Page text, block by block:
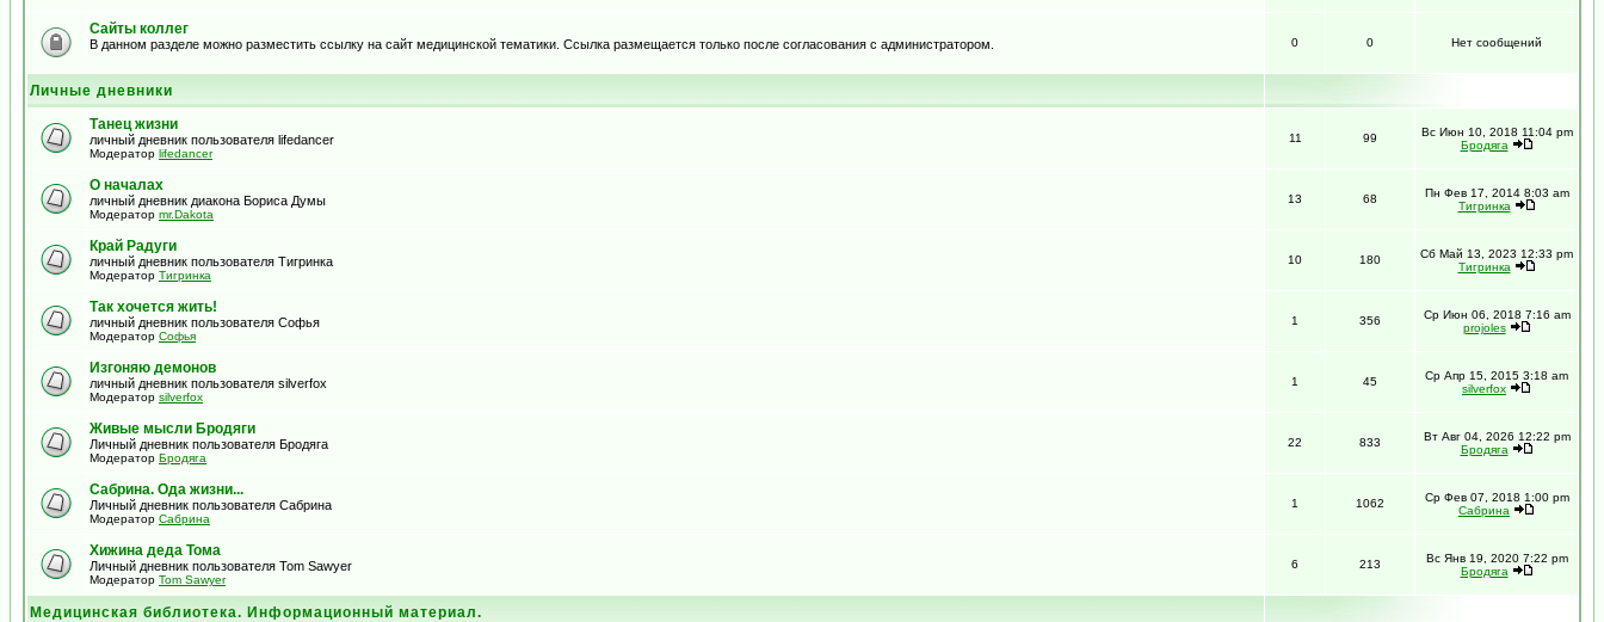
Сайты коллег
В данном разделе можно разместить ссылку на сайт медицинской тематики. Ссылка размещается только после согласования с администратором. 0 0 Нет сообщений
Личные дневники
Танец жизни
личный дневник пользователя lifedancer
Модератор lifedancer
11 99
Вс Июн 10, 2018 11:04 pm
Бродяга
О началах
личный дневник диакона Бориса Думы
Модератор mr.Dakota
13 68
Пн Фев 17, 2014 8:03 am
Тигринка
Край Радуги
личный дневник пользователя Тигринка
Модератор Тигринка
10 180
Сб Май 13, 2023 12:33 pm
Тигринка
Так хочется жить!
личный дневник пользователя Софья
Модератор Софья
1 356
Ср Июн 06, 2018 7:16 am
projoles
Изгоняю демонов
личный дневник пользователя silverfox
Модератор silverfox
1 45
Ср Апр 15, 2015 3:18 am
silverfox
Живые мысли Бродяги
Личный дневник пользователя Бродяга
Модератор Бродяга
22 833
Вт Авг 04, 2026 12:22 pm
Бродяга
Сабрина. Ода жизни...
Личный дневник пользователя Сабрина
Модератор Сабрина
1 1062
Ср Фев 07, 2018 1:00 pm
Сабрина
Хижина деда Тома
Личный дневник пользователя Tom Sawyer
Модератор Tom Sawyer
6 213
Вс Янв 19, 2020 7:22 pm
Бродяга
Медицинская библиотека. Информационный материал.